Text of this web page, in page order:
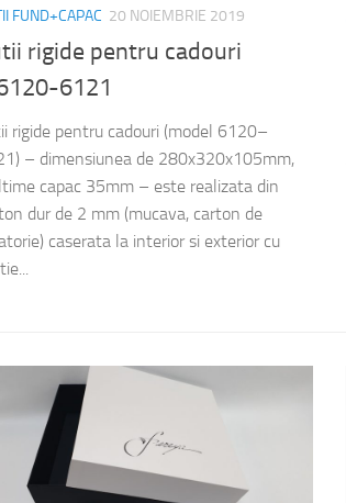
FUND+CAPAC 20 NOIEMBRIE 2019
rigide pentru cadouri
6121
rigide pentru cadouri (model 6120–
– dimensiunea de 280x320x105mm,
capac 35mm – este realizata din
dur de 2 mm (mucava, carton de
caserata la interior si exterior cu